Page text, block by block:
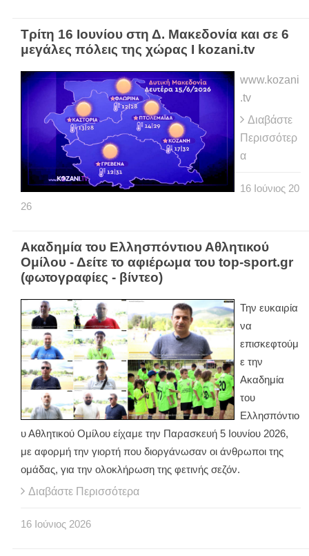
Τρίτη 16 Ιουνίου στη Δ. Μακεδονία και σε 6
μεγάλες πόλεις της χώρας Ι kozani.tv
www.kozani
.tv
Διαβάστε
Περισσότερ
α
16 Ιούνιος 20
26
Ακαδημία του Ελλησπόντιου Αθλητικού
Ομίλου - Δείτε το αφιέρωμα του top-sport.gr
(φωτογραφίες - βίντεο)
Την ευκαιρία
να
επισκεφτούμ
ε την
Ακαδημία
του
Ελλησπόντιο
υ Αθλητικού Ομίλου είχαμε την Παρασκευή 5 Ιουνίου 2026,
με αφορμή την γιορτή που διοργάνωσαν οι άνθρωποι της
ομάδας, για την ολοκλήρωση της φετινής σεζόν.
Διαβάστε Περισσότερα
16 Ιούνιος 2026